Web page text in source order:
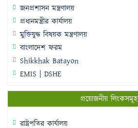
জনপ্রশাসন মন্ত্রণালয়
প্রধানমন্ত্রীর কার্যালয়
মুক্তিযুদ্ধ বিষয়ক মন্ত্রণালয়
বাংলাদেশ ফরম
Shikkhak Batayon
EMIS | DSHE
প্রয়োজনীয় লিংকসমূহ
রাষ্ট্রপতির কার্যালয়